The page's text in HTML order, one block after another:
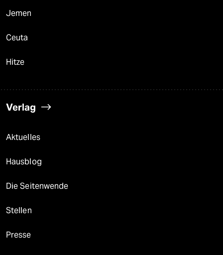
Jemen
Ceuta
Hitze
Verlag
Aktuelles
Hausblog
Die Seitenwende
Stellen
Presse